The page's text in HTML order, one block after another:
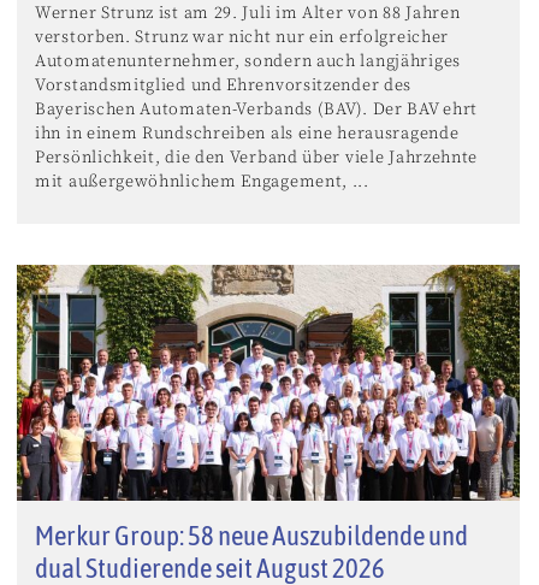
Werner Strunz ist am 29. Juli im Alter von 88 Jahren
verstorben. Strunz war nicht nur ein erfolgreicher
Automatenunternehmer, sondern auch langjähriges
Vorstandsmitglied und Ehrenvorsitzender des
Bayerischen Automaten-Verbands (BAV). Der BAV ehrt
ihn in einem Rundschreiben als eine herausragende
Persönlichkeit, die den Verband über viele Jahrzehnte
mit außergewöhnlichem Engagement, ...
Merkur Group: 58 neue Auszubildende und
dual Studierende seit August 2026